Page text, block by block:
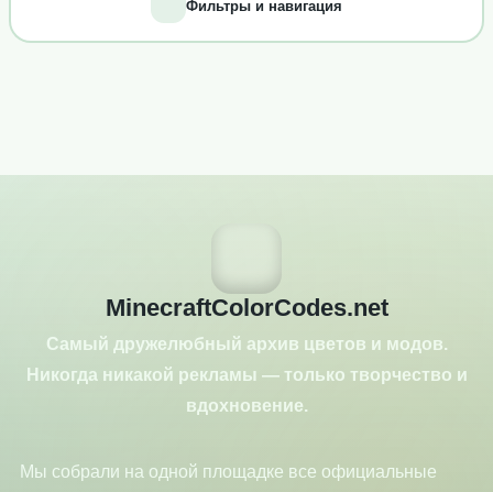
Фильтры и навигация
MinecraftColorCodes.net
Самый дружелюбный архив цветов и модов.
Никогда никакой рекламы — только творчество и
вдохновение.
Мы собрали на одной площадке все официальные